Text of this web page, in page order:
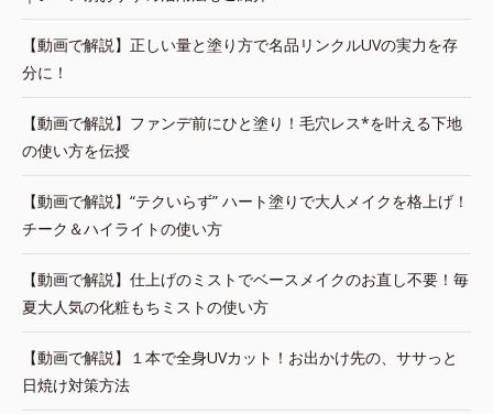
【動画で解説】正しい量と塗り方で名品リンクルUVの実力を存
分に！
【動画で解説】ファンデ前にひと塗り！毛穴レス*を叶える下地
の使い方を伝授
【動画で解説】“テクいらず” ハート塗りで大人メイクを格上げ！
チーク＆ハイライトの使い方
【動画で解説】仕上げのミストでベースメイクのお直し不要！毎
夏大人気の化粧もちミストの使い方
【動画で解説】１本で全身UVカット！お出かけ先の、ササっと
日焼け対策方法